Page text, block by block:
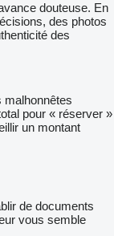
douteuse. En
des photos
des
malhonnêtes
pour « réserver »
un montant
de documents
vous semble